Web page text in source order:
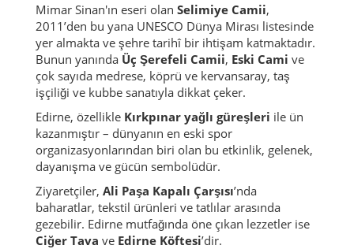
Mimar Sinan'ın eseri olan Selimiye Camii,
2011’den bu yana UNESCO Dünya Mirası listesinde
yer almakta ve şehre tarihî bir ihtişam katmaktadır.
Bunun yanında Üç Şerefeli Camii, Eski Cami ve
çok sayıda medrese, köprü ve kervansaray, taş
işçiliği ve kubbe sanatıyla dikkat çeker.
Edirne, özellikle Kırkpınar yağlı güreşleri ile ün
kazanmıştır – dünyanın en eski spor
organizasyonlarından biri olan bu etkinlik, gelenek,
dayanışma ve gücün sembolüdür.
Ziyaretçiler, Ali Paşa Kapalı Çarşısı’nda
baharatlar, tekstil ürünleri ve tatlılar arasında
gezebilir. Edirne mutfağında öne çıkan lezzetler ise
Ciğer Tava ve Edirne Köftesi’dir.